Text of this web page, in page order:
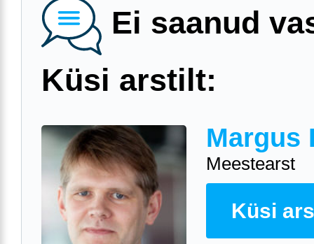
Ei saanud
Küsi arstilt:
Margus
Meestearst
Küsi